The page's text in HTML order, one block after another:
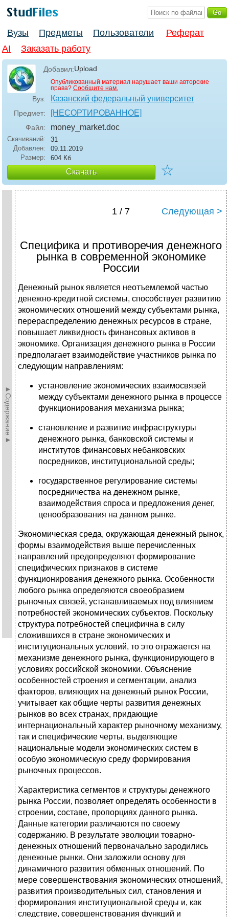
Вузы Предметы Пользователи
Реферат
AI
Заказать работу
Добавил:Upload
Опубликованный материал нарушает ваши авторские
права? Сообщите нам.
Вуз: Казанский федеральный университет
Предмет: [НЕСОРТИРОВАННОЕ]
Файл: money_market.doc
Скачиваний:
31
Добавлен:
09.11.2019
Размер:
604 Кб
Скачать ☆
►Содержание►
1 / 7 Следующая >
Специфика и противоречия денежного
рынка в современной экономике
России
Денежный рынок является неотъемлемой частью
денежно-кредитной системы, способствует развитию
экономических отношений между субъектами рынка,
перераспределению денежных ресурсов в стране,
повышает ликвидность финансовых активов в
экономике. Организация денежного рынка в России
предполагает взаимодействие участников рынка по
следующим направлениям:
установление экономических взаимосвязей
между субъектами денежного рынка в процессе
функционирования механизма рынка;
становление и развитие инфраструктуры
денежного рынка, банковской системы и
институтов финансовых небанковских
посредников, институциональной среды;
государственное регулирование системы
посредничества на денежном рынке,
взаимодействия спроса и предложения денег,
ценообразования на данном рынке.
Экономическая среда, окружающая денежный рынок,
формы взаимодействия выше перечисленных
направлений предопределяют формирование
специфических признаков в системе
функционирования денежного рынка. Особенности
любого рынка определяются своеобразием
рыночных связей, устанавливаемых под влиянием
потребностей экономических субъектов. Поскольку
структура потребностей специфична в силу
сложившихся в стране экономических и
институциональных условий, то это отражается на
механизме денежного рынка, функционирующего в
условиях российской экономики. Объяснение
особенностей строения и сегментации, анализ
факторов, влияющих на денежный рынок России,
учитывает как общие черты развития денежных
рынков во всех странах, придающие
интернациональный характер рыночному механизму,
так и специфические черты, выделяющие
национальные модели экономических систем в
особую экономическую среду формирования
рыночных процессов.
Характеристика сегментов и структуры денежного
рынка России, позволяет определять особенности в
строении, составе, пропорциях данного рынка.
Данные категории различаются по своему
содержанию. В результате эволюции товарно-
денежных отношений первоначально зародились
денежные рынки. Они заложили основу для
динамичного развития обменных отношений. По
мере совершенствования экономических отношений,
развития производительных сил, становления и
формирования институциональной среды и, как
следствие, совершенствования функций и